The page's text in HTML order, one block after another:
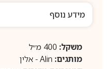
מידע נוסף
משקל:400 מ״ל
מותגים: Alin - אלין